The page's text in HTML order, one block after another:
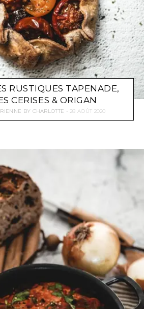
RUSTIQUES TAPENADE,
CERISES & ORIGAN
BY CHARLOTTE 28 AOÛT 2020